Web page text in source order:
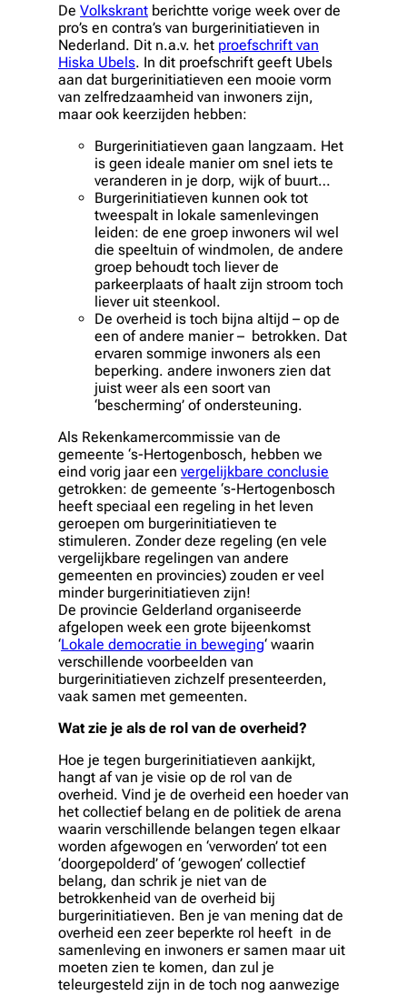
De Volkskrant berichtte vorige week over de
pro’s en contra’s van burgerinitiatieven in
Nederland. Dit n.a.v. het proefschrift van
Hiska Ubels. In dit proefschrift geeft Ubels
aan dat burgerinitiatieven een mooie vorm
van zelfredzaamheid van inwoners zijn,
maar ook keerzijden hebben:
Burgerinitiatieven gaan langzaam. Het
is geen ideale manier om snel iets te
veranderen in je dorp, wijk of buurt…
Burgerinitiatieven kunnen ook tot
tweespalt in lokale samenlevingen
leiden: de ene groep inwoners wil wel
die speeltuin of windmolen, de andere
groep behoudt toch liever de
parkeerplaats of haalt zijn stroom toch
liever uit steenkool.
De overheid is toch bijna altijd – op de
een of andere manier – betrokken. Dat
ervaren sommige inwoners als een
beperking. andere inwoners zien dat
juist weer als een soort van
‘bescherming’ of ondersteuning.
Als Rekenkamercommissie van de
gemeente ‘s-Hertogenbosch, hebben we
eind vorig jaar een vergelijkbare conclusie
getrokken: de gemeente ‘s-Hertogenbosch
heeft speciaal een regeling in het leven
geroepen om burgerinitiatieven te
stimuleren. Zonder deze regeling (en vele
vergelijkbare regelingen van andere
gemeenten en provincies) zouden er veel
minder burgerinitiatieven zijn!
De provincie Gelderland organiseerde
afgelopen week een grote bijeenkomst
‘Lokale democratie in beweging‘ waarin
verschillende voorbeelden van
burgerinitiatieven zichzelf presenteerden,
vaak samen met gemeenten.
Wat zie je als de rol van de overheid?
Hoe je tegen burgerinitiatieven aankijkt,
hangt af van je visie op de rol van de
overheid. Vind je de overheid een hoeder van
het collectief belang en de politiek de arena
waarin verschillende belangen tegen elkaar
worden afgewogen en ‘verworden’ tot een
‘doorgepolderd’ of ‘gewogen’ collectief
belang, dan schrik je niet van de
betrokkenheid van de overheid bij
burgerinitiatieven. Ben je van mening dat de
overheid een zeer beperkte rol heeft in de
samenleving en inwoners er samen maar uit
moeten zien te komen, dan zul je
teleurgesteld zijn in de toch nog aanwezige